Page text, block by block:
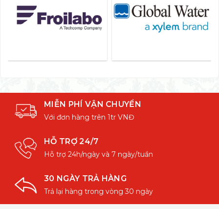
MIỄN PHÍ VẬN CHUYỂN
Với đơn hàng trên 1tr VNĐ
HỖ TRỢ 24/7
Hỗ trợ 24h/ngày và 7 ngày/tuần
30 NGÀY TRẢ HÀNG
Trả lại hàng trong vòng 30 ngày